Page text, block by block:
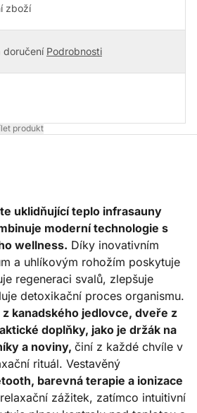
zboží
doručení Podrobnosti
produkt
uklidňující teplo infrasauny
moderní technologie s
wellness. Díky inovativním
a uhlíkovým rohožím poskytuje
regeneraci svalů, zlepšuje
detoxikační proces organismu.
kanadského jedlovce, dveře z
doplňky, jako je držák na
a noviny, činí z každé chvíle v
rituál. Vestavěný
barevná terapie a ionizace
zážitek, zatímco intuitivní